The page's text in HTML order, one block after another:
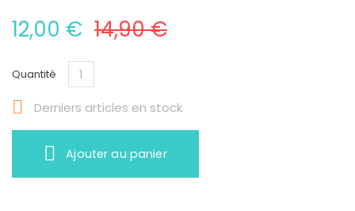
12,00 € 14,90 €
Quantité
 Derniers articles en stock
Ajouter au panier